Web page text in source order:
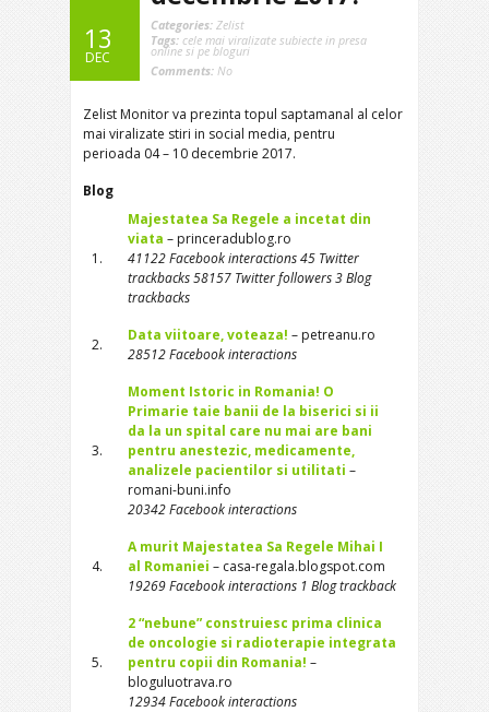
13
DEC
Categories: Zelist
Tags: cele mai viralizate subiecte in presa
online si pe bloguri
Comments: No
Zelist Monitor va prezinta topul saptamanal al celor
mai viralizate stiri in social media, pentru
perioada 04 – 10 decembrie 2017.
Blog
1.
Majestatea Sa Regele a incetat din
viata – princeradublog.ro
41122 Facebook interactions 45 Twitter
trackbacks 58157 Twitter followers 3 Blog
trackbacks
2.
Data viitoare, voteaza! – petreanu.ro
28512 Facebook interactions
3.
Moment Istoric in Romania! O
Primarie taie banii de la biserici si ii
da la un spital care nu mai are bani
pentru anestezic, medicamente,
analizele pacientilor si utilitati –
romani-buni.info
20342 Facebook interactions
4.
A murit Majestatea Sa Regele Mihai I
al Romaniei – casa-regala.blogspot.com
19269 Facebook interactions 1 Blog trackback
5.
2 “nebune” construiesc prima clinica
de oncologie si radioterapie integrata
pentru copii din Romania! –
bloguluotrava.ro
12934 Facebook interactions